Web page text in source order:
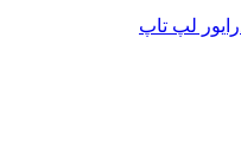
لپ تاپ